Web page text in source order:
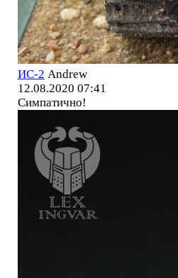
ИС-2 Andrew
12.08.2020 07:41
Симпатично!